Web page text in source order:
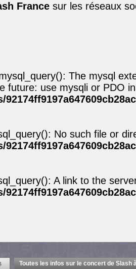
France sur les réseaux
The mysql
future: use mysqli or PDO
No such file or
A link to the
Toutes les infos sur le concert de Slash